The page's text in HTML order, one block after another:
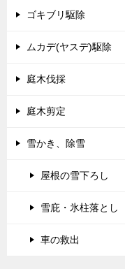
ゴキブリ駆除
ムカデ(ヤスデ)駆除
庭木伐採
庭木剪定
雪かき、除雪
屋根の雪下ろし
雪庇・氷柱落とし
車の救出